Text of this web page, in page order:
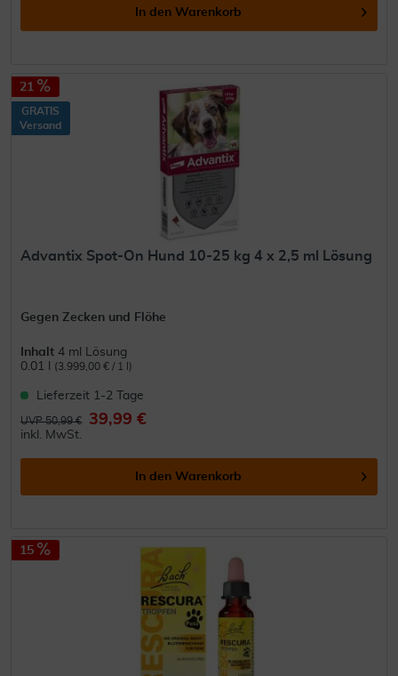
In den Warenkorb
21
GRATIS
Versand
Advantix Spot-On Hund 10-25 kg 4 x 2,5 ml Lösung
Gegen Zecken und Flöhe
Inhalt 4 ml Lösung
0.01 l
(3.999,00 € / 1 l)
Lieferzeit 1-2 Tage
UVP 50,99 € 39,99 €
inkl. MwSt.
In den Warenkorb
15